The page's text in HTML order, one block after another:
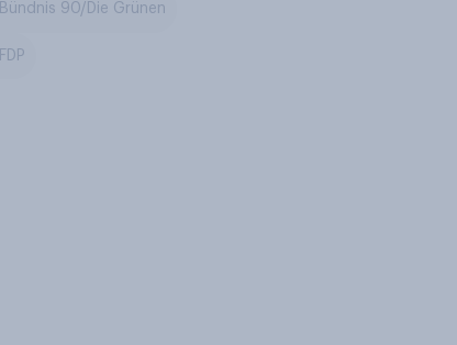
Bündnis 90/Die Grünen
FDP